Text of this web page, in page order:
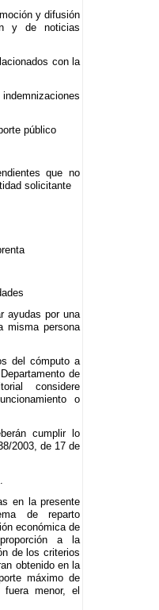
y difusión
y de noticias
con la
público
que no
solicitante
ayudas por una
misma persona
del cómputo a
de
considere
o
cumplir lo
2003, de 17 de
en la presente
de reparto
económica de
a la
de los criterios
obtenido en la
máximo de
menor, el